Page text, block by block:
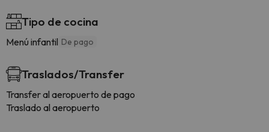
Tipo de cocina
Menú infantil De pago
Traslados/Transfer
Transfer al aeropuerto de pago
Traslado al aeropuerto